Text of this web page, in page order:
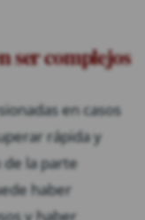
ser complejos
en casos
rápida y
la parte
haber
y haber